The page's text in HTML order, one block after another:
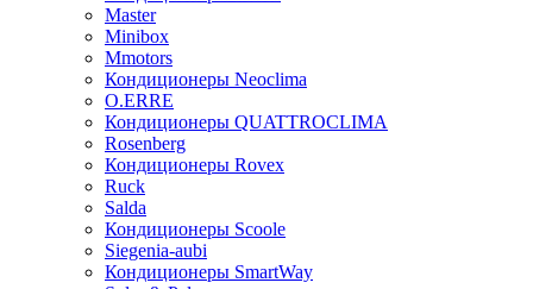
Master
Minibox
Mmotors
Кондиционеры Neoclima
O.ERRE
Кондиционеры QUATTROCLIMA
Rosenberg
Кондиционеры Rovex
Ruck
Salda
Кондиционеры Scoole
Siegenia-aubi
Кондиционеры SmartWay